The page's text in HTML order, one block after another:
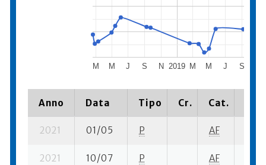
2019
M M J S N M M J S
Anno Data Tipo Cr. Cat.
2021 01/05 P AF
2021 10/07 P AF